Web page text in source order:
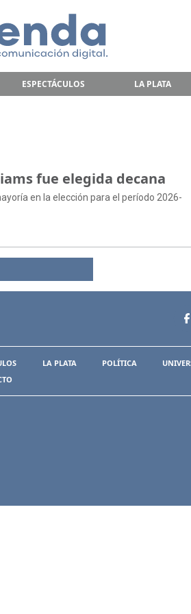
ESPECTÁCULOS LA PLATA
fue elegida decana
en la elección para el período 2026-
LA PLATA POLÍTICA